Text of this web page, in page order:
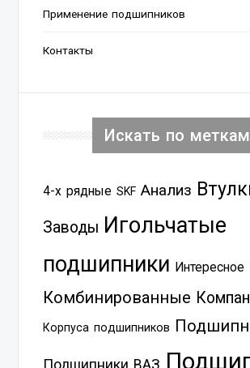
Применение подшипников
Контакты
Искать по меткам
4-х рядные SKF Анализ
Заводы Игольчатые
подшипники Интересное
Комбинированные
Корпуса подшипников
Подшипники ВАЗ